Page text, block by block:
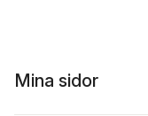
Mina sidor